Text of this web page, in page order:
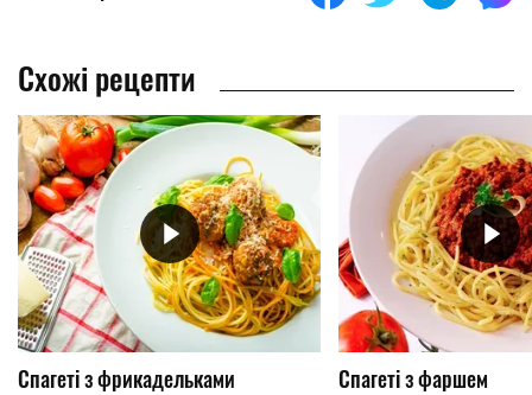
Схожі рецепти
Спагеті з фрикадельками Спагеті з фаршем